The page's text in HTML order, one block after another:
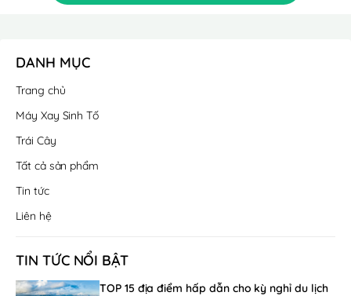
DANH MỤC
Trang chủ
Máy Xay Sinh Tố
Trái Cây
Tất cả sản phẩm
Tin tức
Liên hệ
TIN TỨC NỔI BẬT
TOP 15 địa điểm hấp dẫn cho kỳ nghỉ du lịch